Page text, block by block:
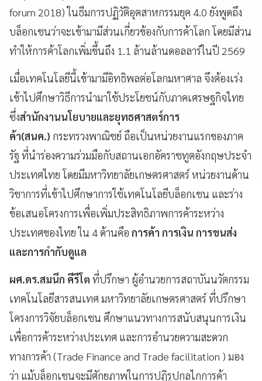
forum 2018) ในธีมการปฏิวัติอุตสาหกรรมยุค 4.0 ยังพูดถึง
บล็อกเชนว่าจะเข้ามามีส่วนเกี่ยวข้องกับการค้าโลก โดยมีส่วน
ทำให้การค้าโลกเพิ่มขึ้นถึง 1.1 ล้านล้านดอลลาร์ในปี 2569
เมื่อเทคโนโลยีนี้เข้ามามีอิทธิพลต่อโลกมหาศาล จึงต้องเร่ง
เข้าไปศึกษาวิธีการนำมาใช้ประโยชน์กับภาคเศรษฐกิจไทย
ซึ่งสำนักงานนโยบายและยุทธศาสตร์การ
ค้า(สนค.) กระทรวงพาณิชย์ ถือเป็นหน่วยงานแรกของภาค
รัฐ ที่นำร่องความร่วมมือกับสถานเอกอัคราชทูตอังกฤษประจำ
ประเทศไทย โดยมีมหาวิทยาลัยเกษตรศาสตร์ หน่วยงานด้าน
วิชาการที่เข้าไปศึกษาการใช้เทคโนโลยีบล็อกเชน และร่าง
ข้อเสนอโครงการเพื่อเพิ่มประสิทธิภาพการค้าระหว่าง
ประเทศของไทย ใน 4 ด้านคือ การค้า การเงิน การขนส่ง
และการกำกับดูแล
ผศ.ดร.สมนึก คีรีโต ที่ปรึกษา ผู้อำนวยการสถาบันนวัตกรรม
เทคโนโลยีสารสนเทศ มหาวิทยาลัยเกษตรศาสตร์ ที่ปรึกษา
โครงการวิจัยบล็อกเชน ศึกษาแนวทางการสนับสนุนการเงิน
เพื่อการค้าระหว่างประเทศ และการอำนวยความสะดวก
ทางการค้า (Trade Finance and Trade facilitation ) มอง
ว่า แม้บล็อกเชนจะมีศักยภาพในการปฏิรูปกลไกการค้า